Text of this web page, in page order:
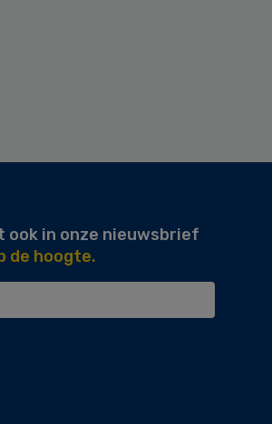
in onze nieuwsbrief
de hoogte.